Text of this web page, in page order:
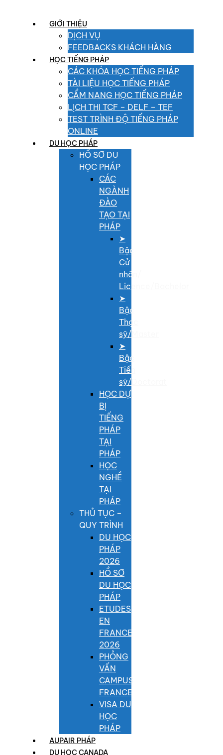
GIỚI THIỆU
DỊCH VỤ
FEEDBACKS KHÁCH HÀNG
HỌC TIẾNG PHÁP
CÁC KHÓA HỌC TIẾNG PHÁP
TÀI LIỆU HỌC TIẾNG PHÁP
CẨM NANG HỌC TIẾNG PHÁP
LỊCH THI TCF – DELF – TEF
TEST TRÌNH ĐỘ TIẾNG PHÁP
ONLINE
DU HỌC PHÁP
HỒ SƠ DU
HỌC PHÁP
CÁC
NGÀNH
ĐÀO
TẠO TẠI
PHÁP
➤
Bậc
Cử
nhân/
Licence/Bachelor
➤
Bậc
Thạc
sỹ/Master
➤
Bậc
Tiến
sỹ/Doctorat
HỌC DỰ
BỊ
TIẾNG
PHÁP
TẠI
PHÁP
HỌC
NGHỀ
TẠI
PHÁP
THỦ TỤC –
QUY TRÌNH
DU HỌC
PHÁP
2026
HỒ SƠ
DU HỌC
PHÁP
ETUDES
EN
FRANCE
2026
PHỎNG
VẤN
CAMPUS
FRANCE
VISA DU
HỌC
PHÁP
AUPAIR PHÁP
DU HỌC CANADA